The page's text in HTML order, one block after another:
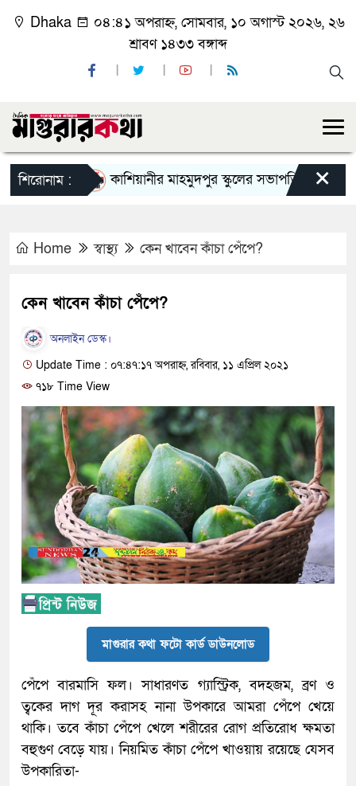
Dhaka
০৪:৪১ অপরাহ্ন, সোমবার, ১০ অগাস্ট ২০২৬, ২৬
শ্রাবণ ১৪৩৩ বঙ্গাব্দ
শিরোনাম : কাশিয়ানীর মাহমুদপুর স্কুলের সভাপতি হলেন গোবিন্দ
×
Home স্বাস্থ্য কেন খাবেন কাঁচা পেঁপে?
কেন খাবেন কাঁচা পেঁপে?
অনলাইন ডেস্ক।
Update Time : ০৭:৪৭:১৭ অপরাহ্ন, রবিবার, ১১ এপ্রিল ২০২১
৭১৮ Time View
মাগুরার কথা ফটো কার্ড ডাউনলোড
পেঁপে বারমাসি ফল। সাধারণত গ্যাস্ট্রিক, বদহজম, ব্রণ ও
ত্বকের দাগ দূর করাসহ নানা উপকারে আমরা পেঁপে খেয়ে
থাকি। তবে কাঁচা পেঁপে খেলে শরীরের রোগ প্রতিরোধ ক্ষমতা
বহুগুণ বেড়ে যায়। নিয়মিত কাঁচা পেঁপে খাওয়ায় রয়েছে যেসব
উপকারিতা-